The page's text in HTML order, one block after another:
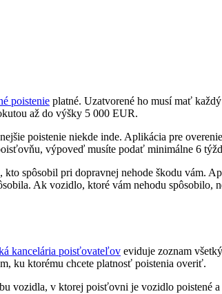
poistenie platné. Uzatvorené ho musí mať
až do výšky 5 000 EUR.
poistenie niekde inde. Aplikácia pre
výpoveď musíte podať minimálne 6
kto spôsobil pri dopravnej nehode škodu vám.
Ak vozidlo, ktoré vám nehodu spôsobilo,
kancelária poisťovateľov eviduje zoznam
ku ktorému chcete platnosť poistenia overiť.
vozidla, v ktorej poisťovni je vozidlo poistené